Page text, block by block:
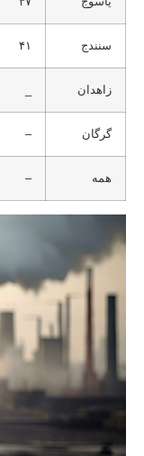
سنندج ۴۱
زاهدان
گرگان –
همه –